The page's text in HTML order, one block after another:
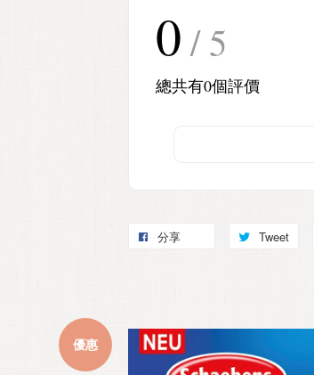
0 / 5
總共有0個評價
分享 Tweet
優惠